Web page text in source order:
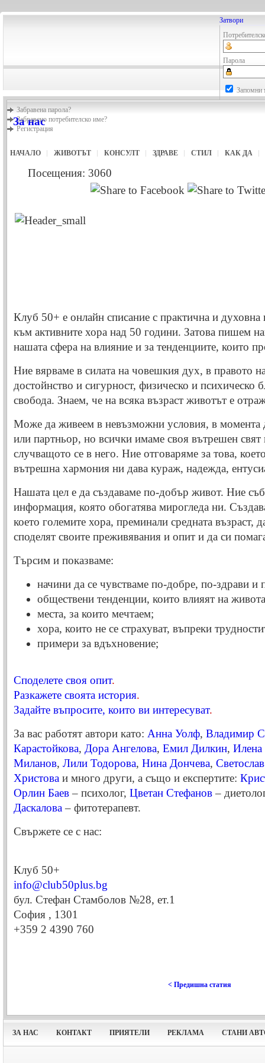
Затвори
Парола
Запомни
Забравена парола?
Забравено потребителско име?
Регистрация
НАЧАЛО ЖИВОТЪТ КОНСУЛТ ЗДРАВЕ СТИЛ КАК ДА
За нас
Посещения: 3060
Клуб 50+ е онлайн списание с практична и духовна
към активните хора над 50 години. Затова пишем
нашата сфера на влияние и за тенденциите, които
Ние вярваме в силата на човешкия дух, в правото
достойнство и сигурност, физическо и психическо
свобода. Знаем, че на всяка възраст животът е
Може да живеем в невъзможни условия, в момента
или партньор, но всички имаме своя вътрешен свят
случващото се в него. Ние отговаряме за това,
вътрешна хармония ни дава кураж, надежда,
Нашата цел е да създаваме по-добър живот. Ние
информация, която обогатява мирогледа ни.
което големите хора, преминали средната възраст,
споделят своите преживявания и опит и да си
Търсим и показваме:
начини да се чувстваме по-добре, по-здрави и
обществени тенденции, които влияят на
места, за които мечтаем;
хора, които не се страхуват, въпреки
примери за вдъхновение;
Споделете своя опит.
Разкажете своята история.
Задайте въпросите, които ви интересуват.
За вас работят автори като: Анна Уолф, Владимир
Карастойкова, Дора Ангелова, Eмил Дилкин, Илена
Миланов, Лили Тодорова, Нина Дончева,
Христова и много други, а също и експертите:
Орлин Баев– психолог, Цветан Стефанов–
Даскалова– фитотерапевт.
Свържете се с нас:
Клуб 50+
info@club50plus.bg
бул. Стефан Стамболов №28, ет.1
София , 1301
+359 2 4390 760
< Предишна статия
ЗА НАС КОНТАКТ ПРИЯТЕЛИ РЕКЛАМА СТАНИ